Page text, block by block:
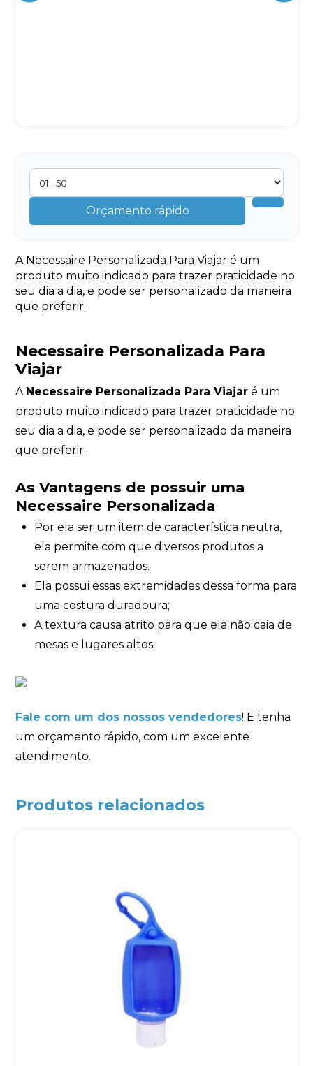
Orçamento rápido
A Necessaire Personalizada Para Viajar é um
produto muito indicado para trazer praticidade no
seu dia a dia, e pode ser personalizado da maneira
que preferir.
Necessaire Personalizada Para
Viajar
A Necessaire Personalizada Para Viajar é um
produto muito indicado para trazer praticidade no
seu dia a dia, e pode ser personalizado da maneira
que preferir.
As Vantagens de possuir uma
Necessaire Personalizada
Por ela ser um item de característica neutra,
ela permite com que diversos produtos a
serem armazenados.
Ela possui essas extremidades dessa forma para
uma costura duradoura;
A textura causa atrito para que ela não caia de
mesas e lugares altos.
Fale com um dos nossos vendedores! E tenha
um orçamento rápido, com um excelente
atendimento.
Produtos relacionados